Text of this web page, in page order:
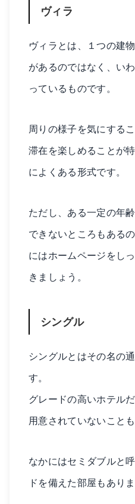
ヴィラ
ヴィラとは、１つの建
があるのではなく、い
っているものです。
周りの様子を気にする
滞在を楽しめることが
によくある形式です。
ただし、ある一定の年
できないところもある
にはホームページをし
きましょう。
シングル
シングルとはその名の
す。
グレードの高いホテル
用意されていないことも
なかにはセミダブルと
ドを備えた部屋もありま